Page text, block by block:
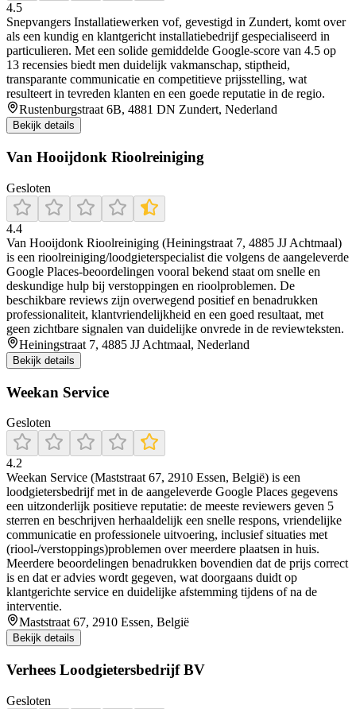
4.5
Snepvangers Installatiewerken vof, gevestigd in Zundert, komt over
als een kundig en klantgericht installatiebedrijf gespecialiseerd in
particulieren. Met een solide gemiddelde Google-score van 4.5 op
13 recensies biedt men duidelijk vakmanschap, stiptheid,
transparante communicatie en competitieve prijsstelling, wat
resulteert in tevreden klanten en een goede reputatie in de regio.
Rustenburgstraat 6B, 4881 DN Zundert, Nederland
Bekijk details
Van Hooijdonk Rioolreiniging
Gesloten
4.4
Van Hooijdonk Rioolreiniging (Heiningstraat 7, 4885 JJ Achtmaal)
is een rioolreiniging/loodgieterspecialist die volgens de aangeleverde
Google Places-beoordelingen vooral bekend staat om snelle en
deskundige hulp bij verstoppingen en rioolproblemen. De
beschikbare reviews zijn overwegend positief en benadrukken
professionaliteit, klantvriendelijkheid en een goed resultaat, met
geen zichtbare signalen van duidelijke onvrede in de reviewteksten.
Heiningstraat 7, 4885 JJ Achtmaal, Nederland
Bekijk details
Weekan Service
Gesloten
4.2
Weekan Service (Maststraat 67, 2910 Essen, België) is een
loodgietersbedrijf met in de aangeleverde Google Places gegevens
een uitzonderlijk positieve reputatie: de meeste reviewers geven 5
sterren en beschrijven herhaaldelijk een snelle respons, vriendelijke
communicatie en professionele uitvoering, inclusief situaties met
(riool-/verstoppings)problemen over meerdere plaatsen in huis.
Meerdere beoordelingen benadrukken bovendien dat de prijs correct
is en dat er advies wordt gegeven, wat doorgaans duidt op
klantgerichte service en duidelijke afstemming tijdens of na de
interventie.
Maststraat 67, 2910 Essen, België
Bekijk details
Verhees Loodgietersbedrijf BV
Gesloten